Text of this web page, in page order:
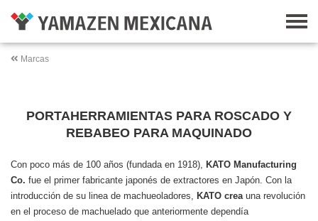
Marcas
PORTAHERRAMIENTAS PARA ROSCADO Y
REBABEO PARA MAQUINADO
Con poco más de 100 años (fundada en 1918), KATO Manufacturing
Co. fue el primer fabricante japonés de extractores en Japón. Con la
introducción de su linea de machueoladores, KATO crea una revolución
en el proceso de machuelado que anteriormente dependía